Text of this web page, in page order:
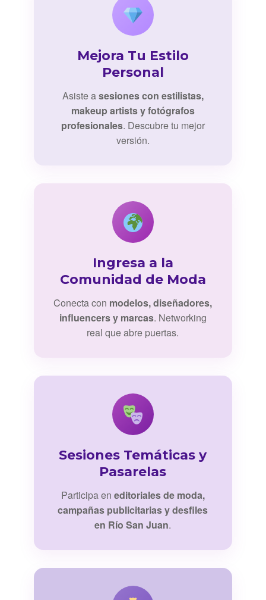
Mejora Tu Estilo
Personal
Asiste asesiones con estilistas,
makeup artists y fotógrafos
profesionales. Descubre tu mejor
versión.
Ingresa a la
Comunidad de Moda
Conecta con modelos, diseñadores,
influencers y marcas. Networking
real que abre puertas.
Sesiones Temáticas y
Pasarelas
Participa en editoriales de moda,
campañas publicitarias y desfiles
en Río San Juan.